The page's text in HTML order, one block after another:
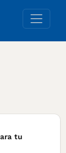
tu